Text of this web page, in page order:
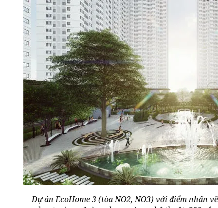
Dự án EcoHome 3 (tòa NO2, NO3) với điểm nhấn